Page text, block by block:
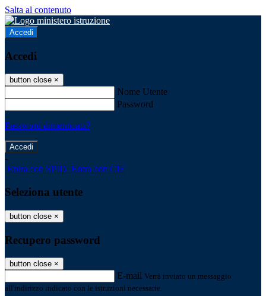
Salta al contenuto
Accedi
Accedi
button close ×
Nome Utente
Password
Password dimenticata?
-
Entra con SPID Entra con CIE
Seleziona utente
button close ×
Recupero password
button close ×
E-mail Verrà inviato un messaggio
all'indirizzo indicato con le istruzioni necessarie.